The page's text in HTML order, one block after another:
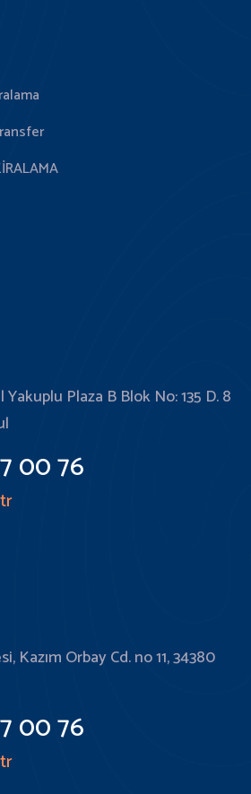
Plaza B Blok No: 135 D. 8
00 76
Kazım Orbay Cd. no 11, 34380
00 76